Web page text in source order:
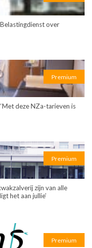
over
Premium
deze NZa-tarieven is
Premium
zijn van alle
het aan jullie’
Premium